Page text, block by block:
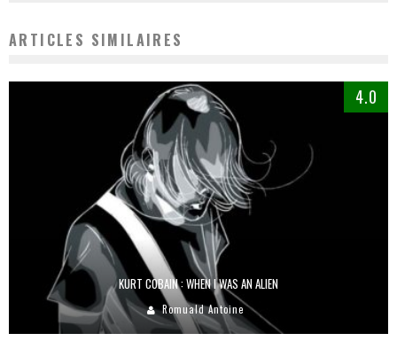
ARTICLES SIMILAIRES
4.0
KURT COBAIN : WHEN I WAS AN ALIEN
Romuald Antoine